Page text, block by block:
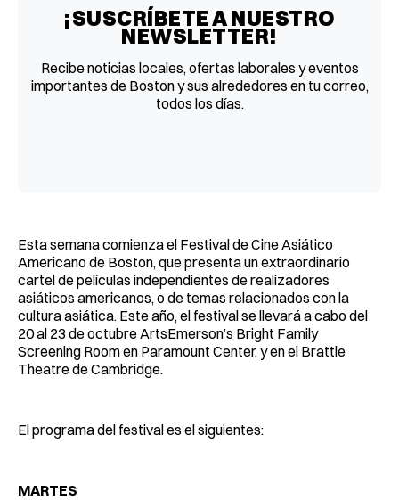
¡SUSCRÍBETE A NUESTRO
NEWSLETTER!
Recibe noticias locales, ofertas laborales y eventos
importantes de Boston y sus alrededores en tu correo,
todos los días.
Esta semana comienza el Festival de Cine Asiático
Americano de Boston, que presenta un extraordinario
cartel de películas independientes de realizadores
asiáticos americanos, o de temas relacionados con la
cultura asiática. Este año, el festival se llevará a cabo del
20 al 23 de octubre ArtsEmerson’s Bright Family
Screening Room en Paramount Center, y en el Brattle
Theatre de Cambridge.
El programa del festival es el siguientes:
MARTES